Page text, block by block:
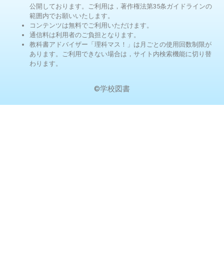
公開しております。ご利用は，著作権法第35条ガイドラインの
範囲内でお願いいたします。
コンテンツは無料でご利用いただけます。
通信料は利用者のご負担となります。
教科書アドバイザー「理科マス！」は月ごとの使用回数制限が
あります。ご利用できない場合は，サイト内検索機能に切り替
わります。
©学校図書